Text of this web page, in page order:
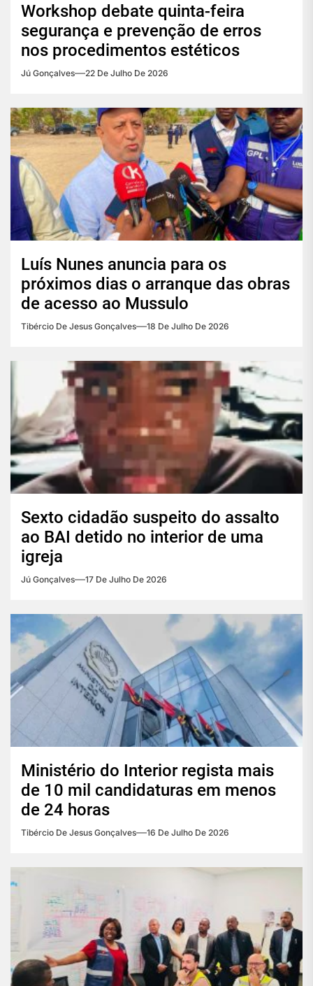
Workshop debate quinta-feira
segurança e prevenção de erros
nos procedimentos estéticos
Jú Gonçalves 22 De Julho De 2026
Luís Nunes anuncia para os
próximos dias o arranque das obras
de acesso ao Mussulo
Tibércio De Jesus Gonçalves 18 De Julho De 2026
Sexto cidadão suspeito do assalto
ao BAI detido no interior de uma
igreja
Jú Gonçalves 17 De Julho De 2026
Ministério do Interior regista mais
de 10 mil candidaturas em menos
de 24 horas
Tibércio De Jesus Gonçalves 16 De Julho De 2026